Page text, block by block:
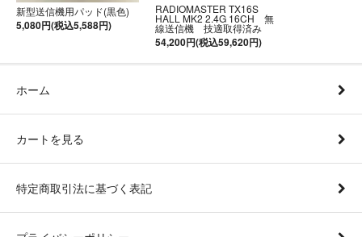
新型送信機用パッド(黒色)
5,080円(税込5,588円)
RADIOMASTER TX16S
HALL MK2 2.4G 16CH 無
線送信機 技適取得済み
54,200円(税込59,620円)
ホーム
カートを見る
特定商取引法に基づく表記